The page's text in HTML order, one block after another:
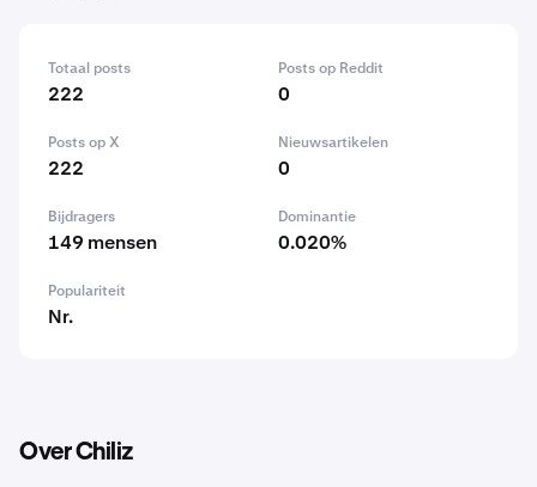
Totaal posts
222
Posts op Reddit
0
Posts op X
222
Nieuwsartikelen
0
Bijdragers
149 mensen
Dominantie
0.020%
Populariteit
Nr.
Over Chiliz